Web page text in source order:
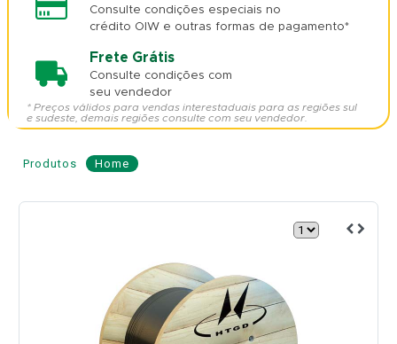
Consulte condições especiais no
crédito OIW e outras formas de pagamento*
Frete Grátis
Consulte condições com
seu vendedor
* Preços válidos para vendas interestaduais para as regiões sul
e sudeste, demais regiões consulte com seu vendedor.
Home
Produtos
Cabo